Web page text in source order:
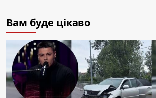
Вам буде цікаво